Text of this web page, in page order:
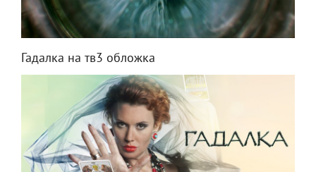
Гадалка на тв3 обложка